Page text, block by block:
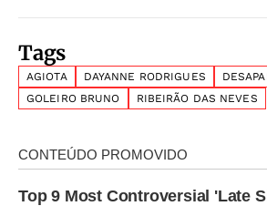
Tags
AGIOTA DAYANNE RODRIGUES
GOLEIRO BRUNO
RIBEIRÃO DAS NEVES